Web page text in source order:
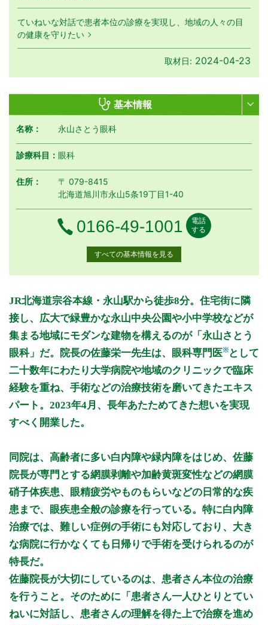
ていねいな対話で患者本位の診療を実現し、地域の人々の目
の健康を守りたい
取材日: 2024-04-23
基本情報
名称： 永山さとう眼科
診療科目：眼科
住所：
〒 079-8415
北海道旭川市永山5条19丁目1-40
電話番号
0166-49-1001
電話
する
すべての基本情報を見る
診療時間 月 月曜日
火火曜日
水 水曜日
木木曜日
金 金曜日
土 土曜日
日日曜日
祝祝日
9:00～12:30
● ● ● ● ●
●
14:00～18:00
● ● ●
休診日: 日、祝
備考: ・受付は診療終了30分前までです
・初めてコンタクトを使用される方の受付は午前11:00まで、
午後は(月、木、金)16:30まで
・(火、水)午後は手術日
外来は旭川医科大学病院からの出張医が代診いたします。
※診療時間や臨時休診・診療内容等について、事前に必ず医療
機関ホームページ、またはお電話にてご確認ください。
>>病院なびで医療機関の詳細を見る
公式HPはこちら
初診受付
JR北海道宗谷本線・永山駅から徒歩8分。住宅街に隣
接し、広大で緑豊かな永山中央公園や小中学校などが
集まる地域にモダンな建物を構えるのが「永山さとう
眼科」だ。院長の佐藤栄一先生は、眼科専門医※ として
二十数年にわたり大学病院や地域のクリニックで臨床
経験を重ね、手術などの治療技術を磨いてきたエキス
パート。2023年4月、長年あたためてきた想いを実現
すべく開業した。
同院は、高齢者に多い白内障や緑内障をはじめ、佐藤
院長が専門とする網膜剥離や加齢黄斑変性などの網膜
硝子体疾患、眼精疲労やものもらいなどの日常的な疾
患まで、眼疾患全般の診療を行っている。特に白内障
治療では、難しい症例の手術にも対応しており、大き
な病院に行かなくても日帰りで手術を受けられるのが
特長だ。
佐藤院長が大切にしているのは、患者さん本位の治療
を行うこと。そのために「患者さん一人ひとりとてい
ねいに対話し、患者さんの理解を得た上で治療を進め